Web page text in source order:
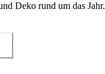
Deko rund um das Jahr.